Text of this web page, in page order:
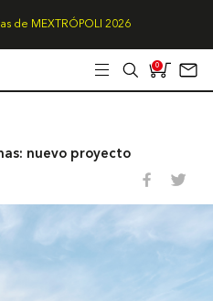
de MEXTRÓPOLI 2026
0
nuevo proyecto